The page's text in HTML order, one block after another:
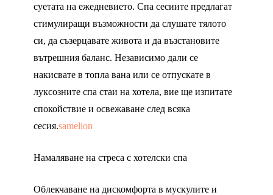
суетата на ежедневието. Спа сесиите предлагат
стимулиращи възможности да слушате тялото
си, да съзерцавате живота и да възстановите
вътрешния баланс. Независимо дали се
накисвате в топла вана или се отпускате в
луксозните спа стаи на хотела, вие ще изпитате
спокойствие и освежаване след всяка
сесия.samelion
Намаляване на стреса с хотелски спа
Облекчаване на дискомфорта в мускулите и